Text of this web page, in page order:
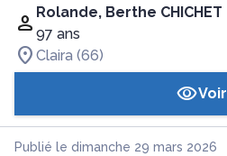
Rolande, Berthe CHICHET
97 ans
Claira (66)
Voir
Publié le dimanche 29 mars 2026